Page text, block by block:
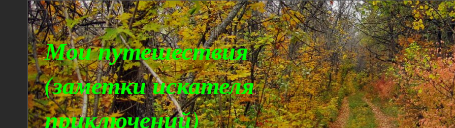
Мои путешествия
(заметки искателя
приключений)